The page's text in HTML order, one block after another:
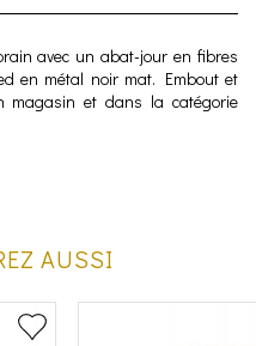
avec un abat-jour en fibres
en métal noir mat. Embout et
magasin et dans la catégorie
AUSSI